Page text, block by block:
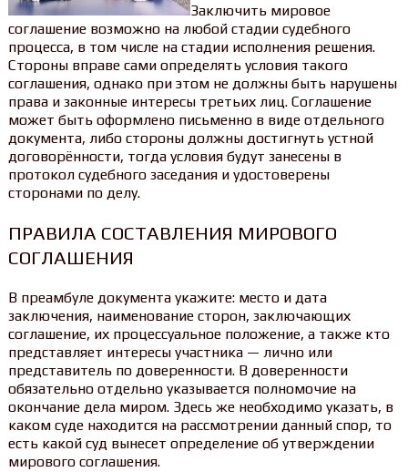
Заключить мировое
соглашение возможно на любой стадии судебного
процесса, в том числе на стадии исполнения решения.
Стороны вправе сами определять условия такого
соглашения, однако при этом не должны быть нарушены
права и законные интересы третьих лиц. Соглашение
может быть оформлено письменно в виде отдельного
документа, либо стороны должны достигнуть устной
договорённости, тогда условия будут занесены в
протокол судебного заседания и удостоверены
сторонами по делу.
ПРАВИЛА СОСТАВЛЕНИЯ МИРОВОГО
СОГЛАШЕНИЯ
В преамбуле документа укажите: место и дата
заключения, наименование сторон, заключающих
соглашение, их процессуальное положение, а также кто
представляет интересы участника — лично или
представитель по доверенности. В доверенности
обязательно отдельно указывается полномочие на
окончание дела миром. Здесь же необходимо указать, в
каком суде находится на рассмотрении данный спор, то
есть какой суд вынесет определение об утверждении
мирового соглашения.